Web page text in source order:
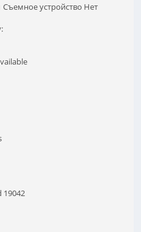
Съемное уcтройство Нет
19042